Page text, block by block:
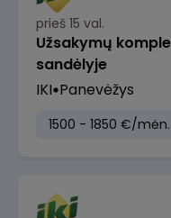
prieš 15 val.
Užsakymų
sandėlyje
IKI Panevėžys
1500 - 1850 €/mėn.